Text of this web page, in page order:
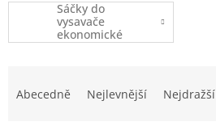
Sáčky do
vysavače
ekonomické
balení
Abecedně Nejlevnější Nejdražší